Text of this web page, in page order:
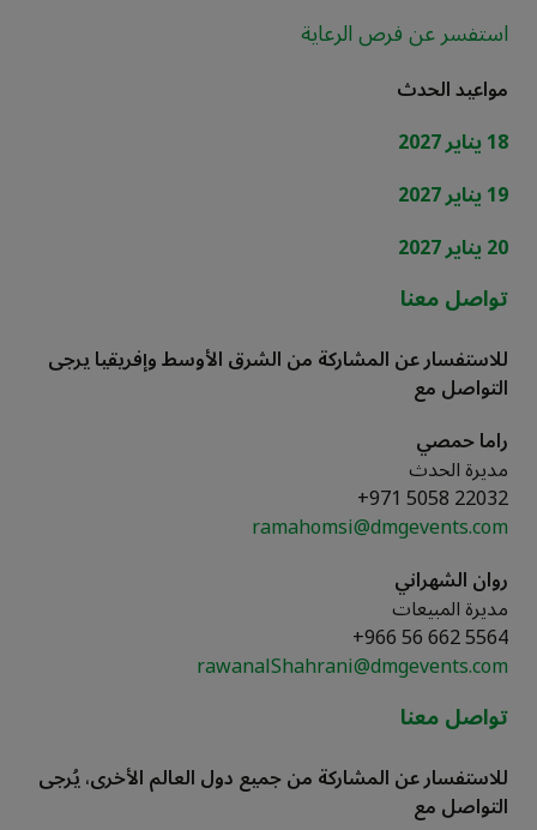
استفسر عن فرص الرعاية
مواعيد الحدث
18 يناير 2027
19 يناير 2027
20 يناير 2027
تواصل معنا
للاستفسار عن المشاركة من الشرق الأوسط وإفريقيا يرجى
التواصل مع
راما حمصي
مديرة الحدث
+971 5058 22032
ramahomsi@dmgevents.com
روان الشهراني
مديرة المبيعات
5564 662 56 966+
rawanalShahrani@dmgevents.com
تواصل معنا
للاستفسار عن المشاركة من جميع دول العالم الأخرى، يُرجى
التواصل مع